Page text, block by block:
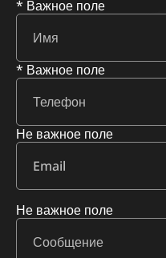
* Важное поле
* Важное поле
Не важное поле
Не важное поле